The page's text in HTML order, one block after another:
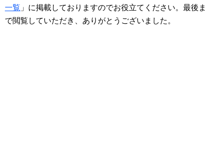
一覧 」に掲載しておりますのでお役立てください。最後ま
で閲覧していただき、ありがとうございました。